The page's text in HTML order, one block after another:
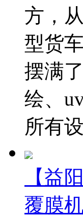
方，
型货
摆满
绘、
所有
【益
覆膜机